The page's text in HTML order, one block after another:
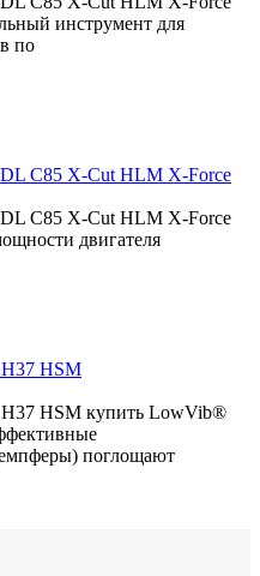
инструмент для
по
C85 X-Cut HLM X-Force
C85 X-Cut HLM X-Force
двигателя
H37 HSM
H37 HSM купить LowVib®
поглощают